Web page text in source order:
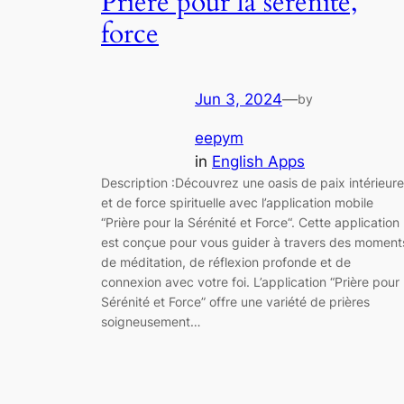
force
Jun 3, 2024—by
eepym
in English Apps
Description :Découvrez une oasis de paix intérieure
et de force spirituelle avec l’application mobile
“Prière pour la Sérénité et Force“. Cette application
est conçue pour vous guider à travers des
de méditation, de réflexion profonde et de
connexion avec votre foi. L’application “Prière pour
Sérénité et Force” offre une variété de prières
soigneusement…